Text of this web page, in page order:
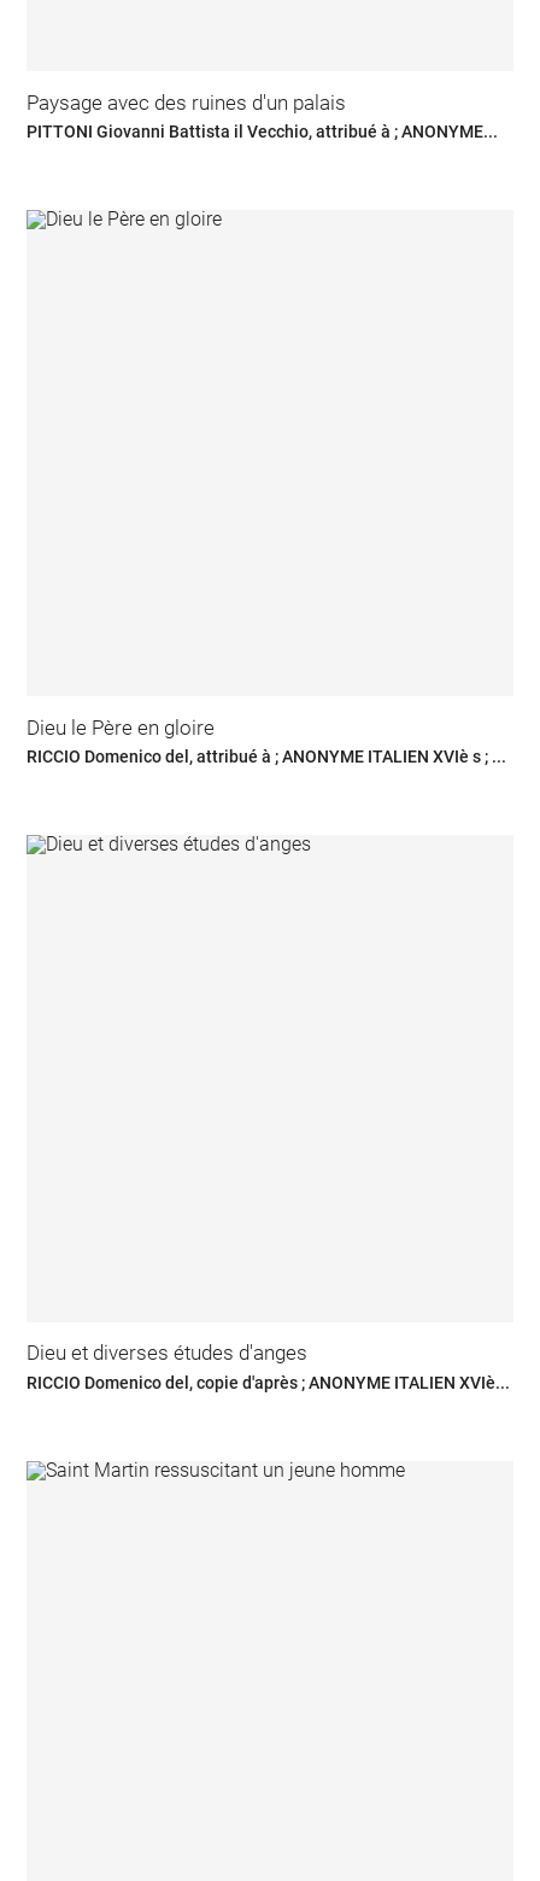
Paysage avec des ruines d'un palais
PITTONI Giovanni Battista il Vecchio, attribué à ; ANONYME...
Dieu le Père en gloire
RICCIO Domenico del, attribué à ; ANONYME ITALIEN XVIè s ; ...
Dieu et diverses études d'anges
RICCIO Domenico del, copie d'après ; ANONYME ITALIEN XVIè...